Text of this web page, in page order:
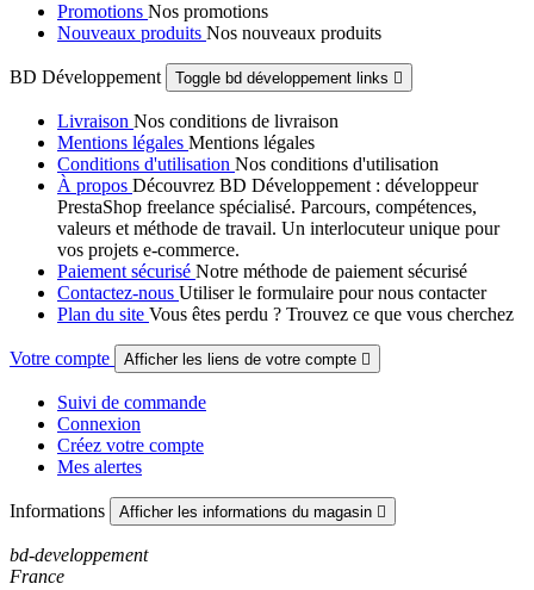
Promotions Nos promotions
Nouveaux produits Nos nouveaux produits
BD Développement Toggle bd développement links 
Livraison Nos conditions de livraison
Mentions légales Mentions légales
Conditions d'utilisation Nos conditions d'utilisation
À propos Découvrez BD Développement : développeur
PrestaShop freelance spécialisé. Parcours, compétences,
valeurs et méthode de travail. Un interlocuteur unique pour
vos projets e-commerce.
Paiement sécurisé Notre méthode de paiement sécurisé
Contactez-nous Utiliser le formulaire pour nous contacter
Plan du site Vous êtes perdu ? Trouvez ce que vous cherchez
Votre compte Afficher les liens de votre compte 
Suivi de commande
Connexion
Créez votre compte
Mes alertes
Informations Afficher les informations du magasin 
bd-developpement
France